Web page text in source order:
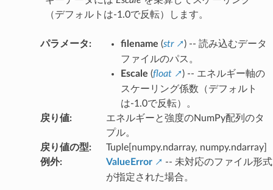
（デフォルトは-1.0で反転）します。
パラメータ: filename (str
) -- 読み込むデータ
ファイルのパス。
Escale (float
) -- エネルギー軸の
スケーリング係数（デフォルト
は-1.0で反転）。
戻り値:
エネルギーと強度のNumPy配列のタ
プル。
戻り値の型:
Tuple[numpy.ndarray, numpy.ndarray]
例外: ValueError
-- 未対応のファイル形式
が指定された場合。